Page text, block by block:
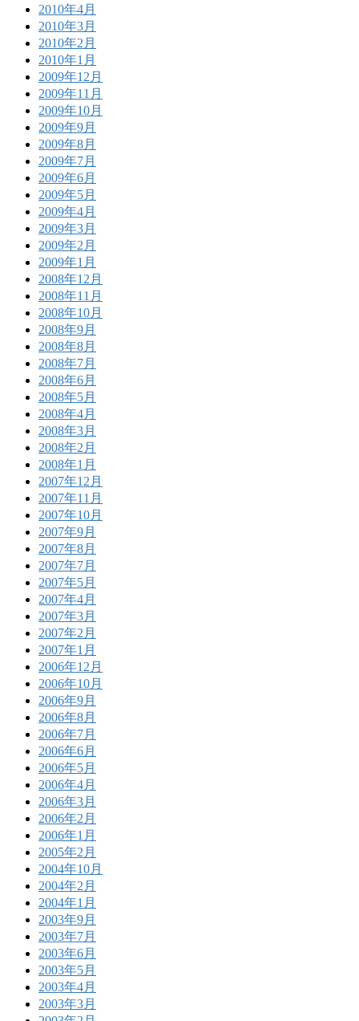
2010年4月
2010年3月
2010年2月
2010年1月
2009年12月
2009年11月
2009年10月
2009年9月
2009年8月
2009年7月
2009年6月
2009年5月
2009年4月
2009年3月
2009年2月
2009年1月
2008年12月
2008年11月
2008年10月
2008年9月
2008年8月
2008年7月
2008年6月
2008年5月
2008年4月
2008年3月
2008年2月
2008年1月
2007年12月
2007年11月
2007年10月
2007年9月
2007年8月
2007年7月
2007年5月
2007年4月
2007年3月
2007年2月
2007年1月
2006年12月
2006年10月
2006年9月
2006年8月
2006年7月
2006年6月
2006年5月
2006年4月
2006年3月
2006年2月
2006年1月
2005年2月
2004年10月
2004年2月
2004年1月
2003年9月
2003年7月
2003年6月
2003年5月
2003年4月
2003年3月